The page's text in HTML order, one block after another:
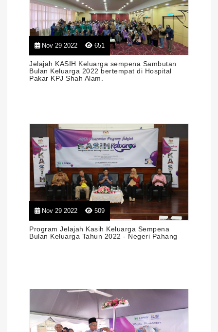
Nov 29 2022 651
Jelajah KASIH Keluarga sempena Sambutan
Bulan Keluarga 2022 bertempat di Hospital
Pakar KPJ Shah Alam.
Nov 29 2022 509
Program Jelajah Kasih Keluarga Sempena
Bulan Keluarga Tahun 2022 - Negeri Pahang